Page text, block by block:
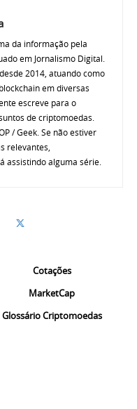
da informação pela
em Jornalismo Digital.
2014, atuando como
em diversas
escreve para o
de criptomoedas.
/ Geek. Se não estiver
relevantes,
assistindo alguma série.
Cotações
MarketCap
Glossário Criptomoedas